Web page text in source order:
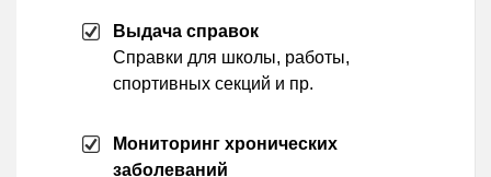
Выдача справок
Справки для школы, работы,
спортивных секций и пр.
Мониторинг хронических
заболеваний